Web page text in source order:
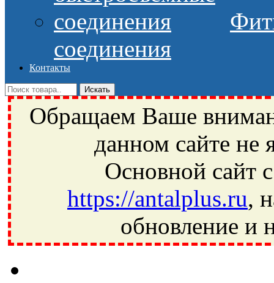
соединения
Контакты
Обращаем Ваше
данном сайте не
Основной сайт
https://antalplus.ru,
обновление и
Ивантеевка, подшипники, пневматика, метизы, техника,